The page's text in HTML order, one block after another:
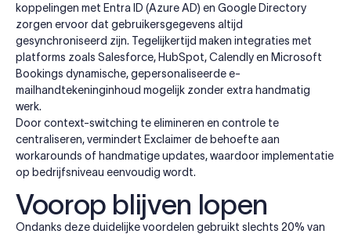
koppelingen met Entra ID (Azure AD) en Google Directory
zorgen ervoor dat gebruikersgegevens altijd
gesynchroniseerd zijn. Tegelijkertijd maken integraties met
platforms zoals Salesforce, HubSpot, Calendly en Microsoft
Bookings dynamische, gepersonaliseerde e-
mailhandtekeninginhoud mogelijk zonder extra handmatig
werk.
Door context-switching te elimineren en controle te
centraliseren, vermindert Exclaimer de behoefte aan
workarounds of handmatige updates, waardoor implementatie
op bedrijfsniveau eenvoudig wordt.
Voorop blijven lopen
Ondanks deze duidelijke voordelen gebruikt slechts 20% van